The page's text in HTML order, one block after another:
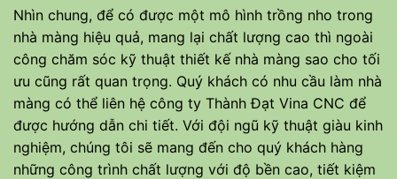
Nhìn chung, để có được một mô hình trồng nho trong
nhà màng hiệu quả, mang lại chất lượng cao thì ngoài
công chăm sóc kỹ thuật thiết kế nhà màng sao cho tối
ưu cũng rất quan trọng. Quý khách có nhu cầu làm nhà
màng có thể liên hệ công ty Thành Đạt Vina CNC để
được hướng dẫn chi tiết. Với đội ngũ kỹ thuật giàu kinh
nghiệm, chúng tôi sẽ mang đến cho quý khách hàng
những công trình chất lượng với độ bền cao, tiết kiệm